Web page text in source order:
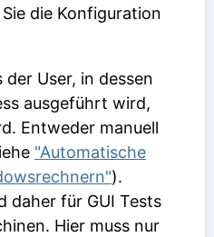
die Konfiguration
User, in dessen
ausgeführt wird,
Entweder manuell
"Automatische
).
daher für GUI Tests
Hier muss nur